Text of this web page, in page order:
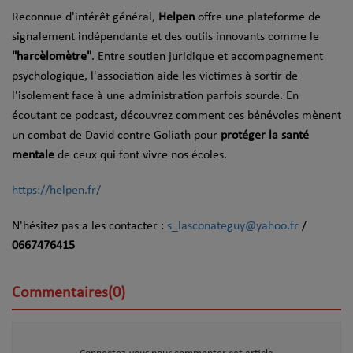
Reconnue d'intérêt général, Helpen offre une plateforme de
signalement indépendante et des outils innovants comme le
"harcèlomètre". Entre soutien juridique et accompagnement
psychologique, l'association aide les victimes à sortir de
l'isolement face à une administration parfois sourde. En
écoutant ce podcast, découvrez comment ces bénévoles mènent
un combat de David contre Goliath pour protéger la santé
mentale de ceux qui font vivre nos écoles.
https://helpen.fr/
N'hésitez pas a les contacter : s_lasconateguy@yahoo.fr /
0667476415
Commentaires(0)